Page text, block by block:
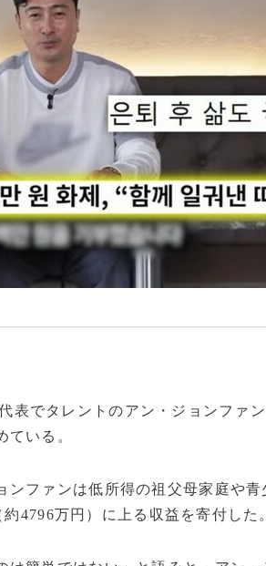
表でタレントのアン・ジョンファ
いる。
ファンは低所得の祖父母家庭や青
4796万円）に上る収益を寄付した